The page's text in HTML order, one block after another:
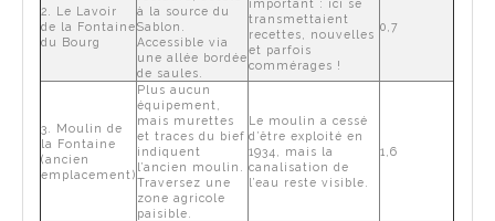
2. Le Lavoir
de la Fontaine
du Bourg
à la source du
Sablon.
Accessible via
une allée bordée
de saules.
important : ici se
transmettaient
recettes, nouvelles
et parfois
commérages !
0,7
3. Moulin de
la Fontaine
(ancien
emplacement)
Plus aucun
équipement,
mais murettes
et traces du bief
indiquent
l’ancien moulin.
Traversez une
zone agricole
paisible.
Le moulin a cessé
d’être exploité en
1934, mais la
canalisation de
l’eau reste visible.
1,6